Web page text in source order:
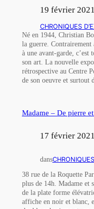
19 février 2021
CHRONIQUES
Né en 1944, Christian
la guerre. Contrairement
à une avant-garde, c’est
son art. La nouvelle
rétrospective au Centre
de son oeuvre et surtout
Madame – De pierre
17 février 2021
dans
38 rue de la Roquette
plus de 14h. Madame et
de la plate forme
affiche en noir et blanc,